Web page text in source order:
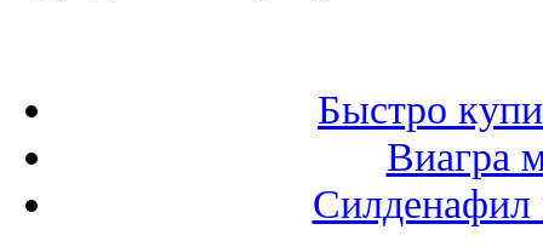
Быстро
Виагра
Силденафил